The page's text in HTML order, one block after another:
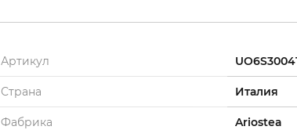
Артикул
Страна Италия
Фабрика Ariostea